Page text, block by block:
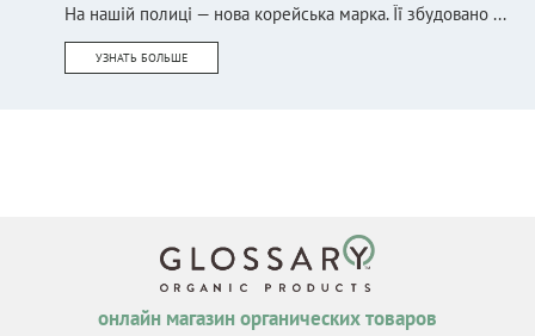
На нашій полиці — нова корейська марка. Її збудовано ...
УЗНАТЬ БОЛЬШЕ
онлайн магазин органических товаров